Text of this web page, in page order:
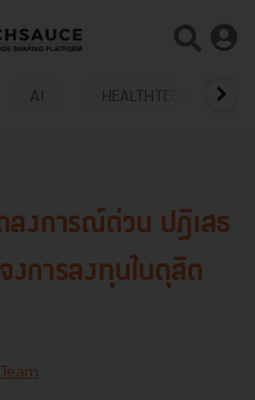
AI HEALTHTECH
งการณ์ด่วน ปฏิเสธ
งการลงทุนในดุสิต